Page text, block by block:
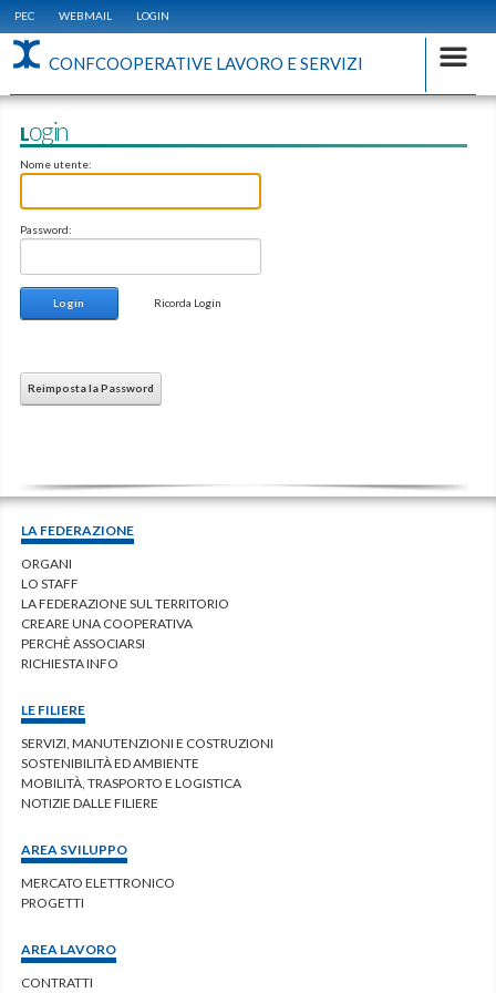
PEC WEBMAIL LOGIN
CONFCOOPERATIVE LAVORO E SERVIZI
Login
Nome utente:
Password:
Login Ricorda Login
Reimposta la Password
LA FEDERAZIONE
ORGANI
LO STAFF
LA FEDERAZIONE SUL TERRITORIO
CREARE UNA COOPERATIVA
PERCHÈ ASSOCIARSI
RICHIESTA INFO
LE FILIERE
SERVIZI, MANUTENZIONI E COSTRUZIONI
SOSTENIBILITÀ ED AMBIENTE
MOBILITÀ, TRASPORTO E LOGISTICA
NOTIZIE DALLE FILIERE
AREA SVILUPPO
MERCATO ELETTRONICO
PROGETTI
AREA LAVORO
CONTRATTI